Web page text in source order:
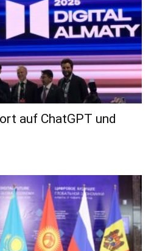
auf ChatGPT und